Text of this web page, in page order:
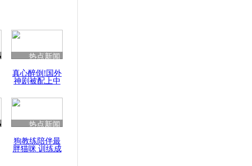
热点新闻
真心醉倒!国外
神剧被配上中
热点新闻
狗教练陪伴最
胖猫咪 训练成